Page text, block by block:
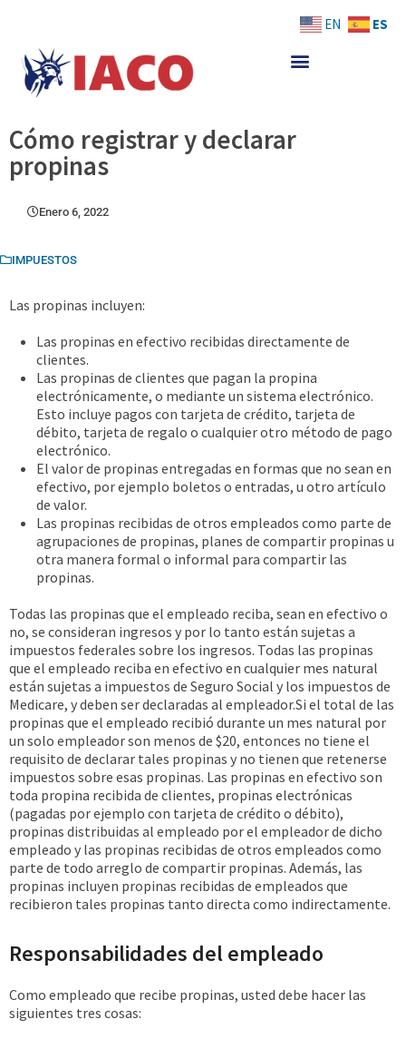
content
Cómo registrar y declarar
propinas
Enero 6, 2022
IMPUESTOS
Las propinas incluyen:
Las propinas en efectivo recibidas directamente de
clientes.
Las propinas de clientes que pagan la propina
electrónicamente, o mediante un sistema electrónico.
Esto incluye pagos con tarjeta de crédito, tarjeta de
débito, tarjeta de regalo o cualquier otro método de pago
electrónico.
El valor de propinas entregadas en formas que no sean en
efectivo, por ejemplo boletos o entradas, u otro artículo
de valor.
Las propinas recibidas de otros empleados como parte de
agrupaciones de propinas, planes de compartir propinas u
otra manera formal o informal para compartir las
propinas.
Todas las propinas que el empleado reciba, sean en efectivo o
no, se consideran ingresos y por lo tanto están sujetas a
impuestos federales sobre los ingresos. Todas las propinas
que el empleado reciba en efectivo en cualquier mes natural
están sujetas a impuestos de Seguro Social y los impuestos de
Medicare, y deben ser declaradas al empleador.Si el total de las
propinas que el empleado recibió durante un mes natural por
un solo empleador son menos de $20, entonces no tiene el
requisito de declarar tales propinas y no tienen que retenerse
impuestos sobre esas propinas. Las propinas en efectivo son
toda propina recibida de clientes, propinas electrónicas
(pagadas por ejemplo con tarjeta de crédito o débito),
propinas distribuidas al empleado por el empleador de dicho
empleado y las propinas recibidas de otros empleados como
parte de todo arreglo de compartir propinas. Además, las
propinas incluyen propinas recibidas de empleados que
recibieron tales propinas tanto directa como indirectamente.
Responsabilidades del empleado
Como empleado que recibe propinas, usted debe hacer las
siguientes tres cosas:
EN ES